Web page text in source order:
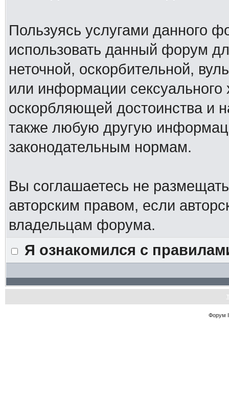
Пользуясь услугами данного
использовать данный форум
неточной, оскорбительной,
или информации
оскорбляющей достоинства и
также любую другую
законодательным нормам.
Вы соглашаетесь не
авторским правом, если
владельцам форума.
Я ознакомился с
Форум